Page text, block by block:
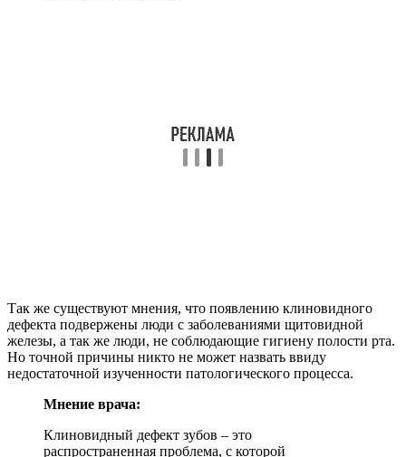
Так же существуют мнения, что появлению клиновидного
дефекта подвержены люди с заболеваниями щитовидной
железы, а так же люди, не соблюдающие гигиену полости рта.
Но точной причины никто не может назвать ввиду
недостаточной изученности патологического процесса.
Мнение врача:
Клиновидный дефект зубов – это
распространенная проблема, с которой